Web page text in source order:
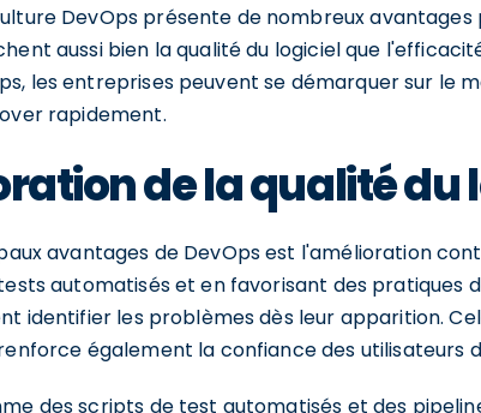
DevOps présente de nombreux avantages
aussi bien la qualité du logiciel que
les entreprises peuvent se démarquer sur le
rapidement.
de la qualité du
avantages de DevOps est l'amélioration
automatisés et en favorisant des pratiques
identifier les problèmes dès leur apparition.
également la confiance des utilisateurs
des scripts de test automatisés et des